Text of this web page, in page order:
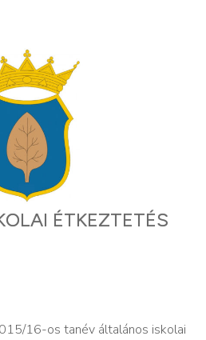
ÉTKEZTETÉS
16-os tanév általános iskolai